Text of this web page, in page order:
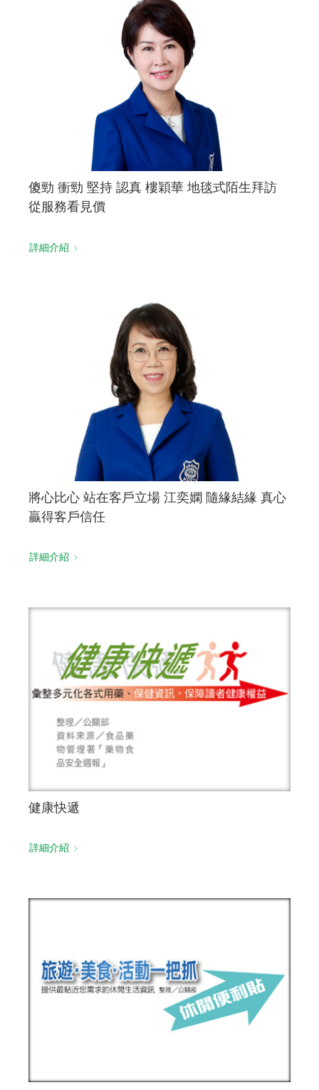
傻勁 衝勁 堅持 認真 樓穎華 地毯式陌生拜訪
從服務看見價
詳細介紹
將心比心 站在客戶立場 江奕嫻 隨緣結緣 真心
贏得客戶信任
詳細介紹
健康快遞
詳細介紹